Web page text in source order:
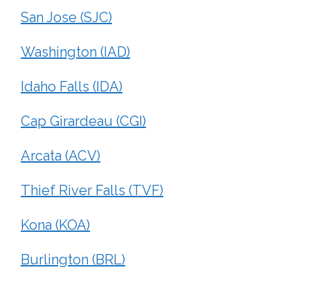
San Jose (SJC)
Washington (IAD)
Idaho Falls (IDA)
Cap Girardeau (CGI)
Arcata (ACV)
Thief River Falls (TVF)
Kona (KOA)
Burlington (BRL)